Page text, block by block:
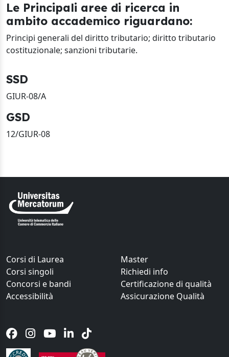
Le Principali aree di ricerca in
ambito accademico riguardano:
Principi generali del diritto tributario; diritto tributario
costituzionale; sanzioni tributarie.
SSD
GIUR-08/A
GSD
12/GIUR-08
Corsi di Laurea
Master
Corsi singoli
Richiedi info
Concorsi e bandi
Certificazione di qualità
Accessibilità
Assicurazione Qualità